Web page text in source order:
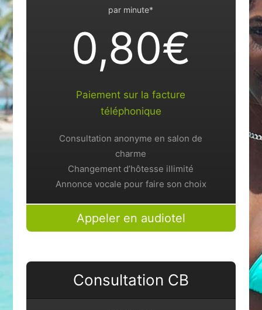
par minute*
0,80€
Paiement sur la facture
téléphonique
Consultation anonyme en salon de
charme
Changement d’hôtesse illimité
Annonce vocale pour faire son choix
Appeler en audiotel
Consultation CB